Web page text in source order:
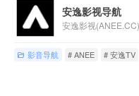
安逸影视导航
影音导航 # ANEE # 安逸TV